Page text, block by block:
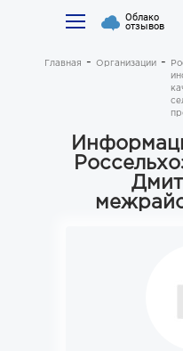
Облако
отзывов
Главная Организации